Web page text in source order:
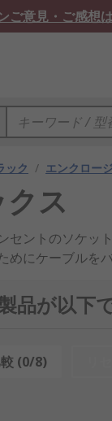
ご意見・ご感想
ック / エンクロー
ス
セントのソケッ
めにケーブルを
品が以下
較 (0/8)